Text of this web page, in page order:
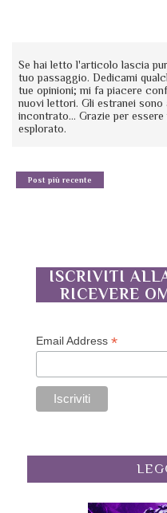
Se hai letto l'articolo lascia
tuo passaggio. Dedicami
tue opinioni; mi fa piacere
nuovi lettori. Gli estranei sono
incontrato... Grazie per
esplorato.
Post più recente
ISCRIVITI
RICEVERE
Email Address*